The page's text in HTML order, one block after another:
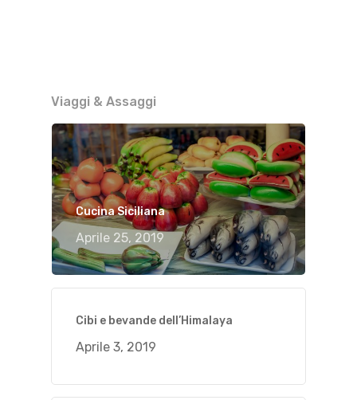
Viaggi & Assaggi
Cucina Siciliana
Aprile 25, 2019
Cibi e bevande dell’Himalaya
Aprile 3, 2019